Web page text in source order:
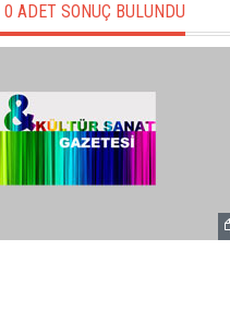
0 ADET SONUÇ BULUNDU